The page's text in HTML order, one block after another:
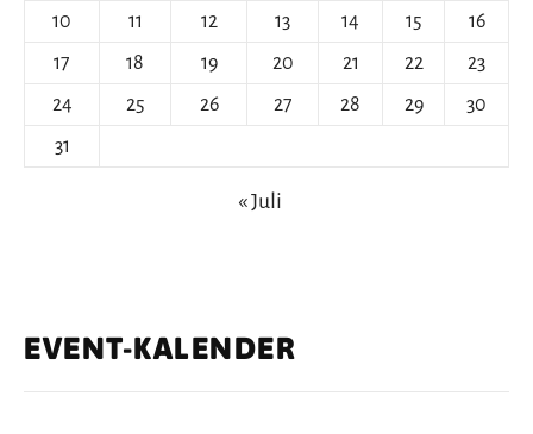
10
11 12 13 14 15
16
17
18 19 20 21 22
23
24
25 26 27 28 29
30
31
« Juli
EVENT-KALENDER